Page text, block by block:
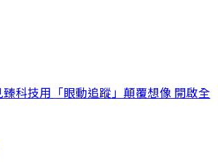
科技用「眼動追蹤」顛覆想像 開啟全